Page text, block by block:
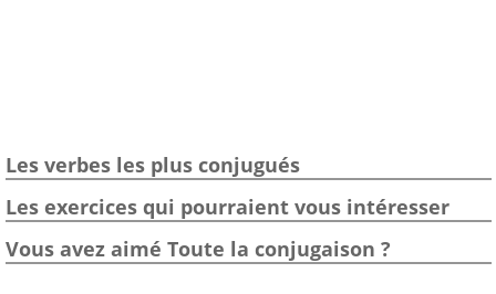
Les verbes les plus conjugués
Les exercices qui pourraient vous intéresser
Vous avez aimé Toute la conjugaison ?